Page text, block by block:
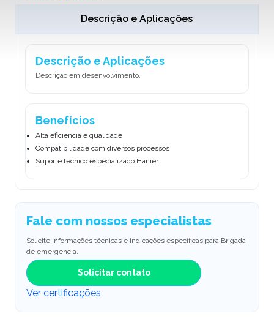
Descrição e Aplicações
Descrição e Aplicações
Descrição em desenvolvimento.
Benefícios
Alta eficiência e qualidade
Compatibilidade com diversos processos
Suporte técnico especializado Hanier
Fale com nossos especialistas
Solicite informações técnicas e indicações específicas para Brigada
de emergencia.
Solicitar contato
Ver certificações